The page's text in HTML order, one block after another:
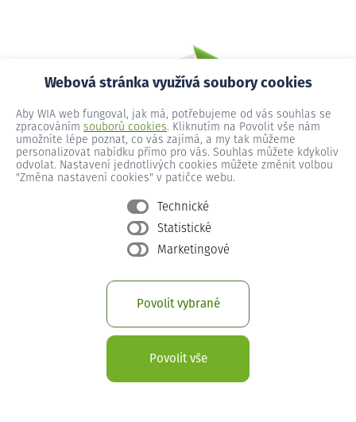
Webová stránka využívá soubory cookies
Aby WIA web fungoval, jak má, potřebujeme od vás souhlas se
zpracováním souborů cookies. Kliknutím na Povolit vše nám
umožníte lépe poznat, co vás zajímá, a my tak můžeme
personalizovat nabídku přímo pro vás. Souhlas můžete kdykoliv
odvolat. Nastavení jednotlivých cookies můžete změnit volbou
"Změna nastavení cookies" v patičce webu.
Technické
Statistické
Marketingové
Povolit vybrané
Povolit vše
Superrychlý internet v místě
Ratíškovice